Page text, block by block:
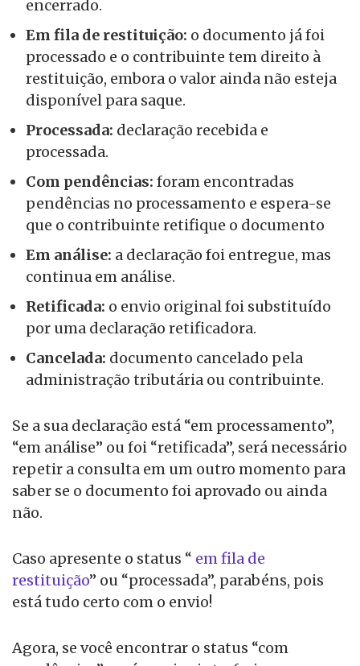
encerrado.
Em fila de restituição: o documento já foi
processado e o contribuinte tem direito à
restituição, embora o valor ainda não esteja
disponível para saque.
Processada: declaração recebida e
processada.
Com pendências: foram encontradas
pendências no processamento e espera-se
que o contribuinte retifique o documento
Em análise: a declaração foi entregue, mas
continua em análise.
Retificada: o envio original foi substituído
por uma declaração retificadora.
Cancelada: documento cancelado pela
administração tributária ou contribuinte.
Se a sua declaração está “em processamento”,
“em análise” ou foi “retificada”, será necessário
repetir a consulta em um outro momento para
saber se o documento foi aprovado ou ainda
não.
Caso apresente o status “ em fila de
restituição” ou “processada”, parabéns, pois
está tudo certo com o envio!
Agora, se você encontrar o status “com